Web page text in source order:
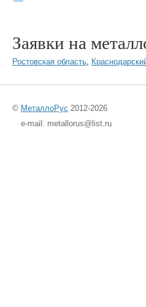
Заявки на
Ростовская область,
© МеталлоРус 2012-2026
e-mail: metallorus@list.ru